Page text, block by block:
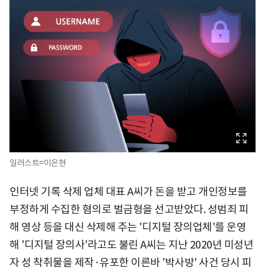
일러스트=이은현
인터넷 기록 삭제 업체 대표 A씨가 돈을 받고 개인정보를
부정하게 수집한 혐의로 벌금형을 선고받았다. 성범죄 피
해 영상 등을 대신 삭제해 주는 '디지털 장의업체'를 운영
해 '디지털 장의사'라고도 불린 A씨는 지난 2020년 미성년
자 성 착취물을 제작·유포한 이른바 '박사방' 사건 당시 피